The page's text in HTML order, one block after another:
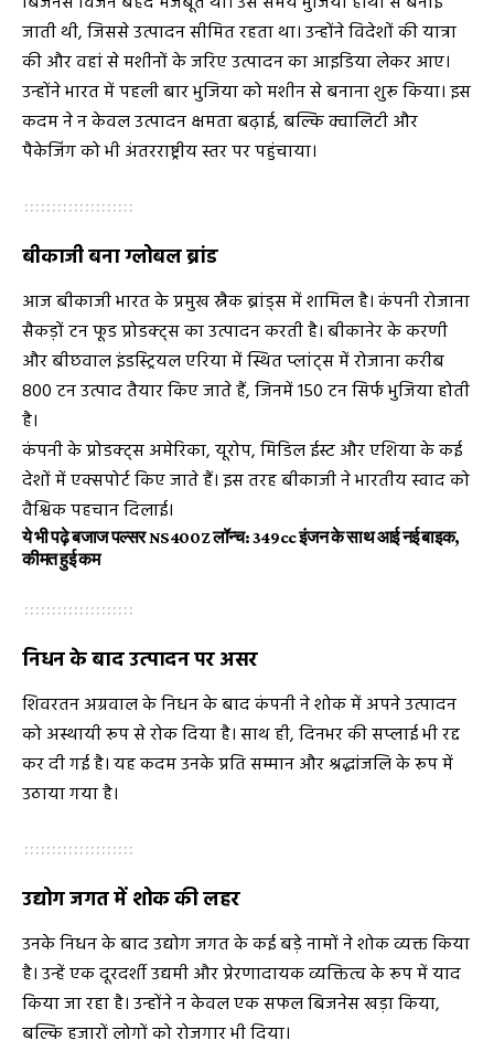
जाती थी, जिससे उत्पादन सीमित रहता था। उन्होंने विदेशों की यात्रा
की और वहां से मशीनों के जरिए उत्पादन का आइडिया लेकर आए।
उन्होंने भारत में पहली बार भुजिया को मशीन से बनाना शुरू किया। इस
कदम ने न केवल उत्पादन क्षमता बढ़ाई, बल्कि क्वालिटी और
पैकेजिंग को भी अंतरराष्ट्रीय स्तर पर पहुंचाया।
बीकाजी बना ग्लोबल ब्रांड
आज बीकाजी भारत के प्रमुख स्नैक ब्रांड्स में शामिल है। कंपनी रोजाना
सैकड़ों टन फूड प्रोडक्ट्स का उत्पादन करती है। बीकानेर के करणी
और बीछवाल इंडस्ट्रियल एरिया में स्थित प्लांट्स में रोजाना करीब
800 टन उत्पाद तैयार किए जाते हैं, जिनमें 150 टन सिर्फ भुजिया होती
है।
कंपनी के प्रोडक्ट्स अमेरिका, यूरोप, मिडिल ईस्ट और एशिया के कई
देशों में एक्सपोर्ट किए जाते हैं। इस तरह बीकाजी ने भारतीय स्वाद को
वैश्विक पहचान दिलाई।
ये भी पढ़ेबजाज पल्सर NS400Z लॉन्च: 349cc इंजन के साथ आई नई बाइक,
कीमत हुई कम
निधन के बाद उत्पादन पर असर
शिवरतन अग्रवाल के निधन के बाद कंपनी ने शोक में अपने उत्पादन
को अस्थायी रूप से रोक दिया है। साथ ही, दिनभर की सप्लाई भी रद्द
कर दी गई है। यह कदम उनके प्रति सम्मान और श्रद्धांजलि के रूप में
उठाया गया है।
उद्योग जगत में शोक की लहर
उनके निधन के बाद उद्योग जगत के कई बड़े नामों ने शोक व्यक्त किया
है। उन्हें एक दूरदर्शी उद्यमी और प्रेरणादायक व्यक्तित्व के रूप में याद
किया जा रहा है। उन्होंने न केवल एक सफल बिजनेस खड़ा किया,
बल्कि हजारों लोगों को रोजगार भी दिया।